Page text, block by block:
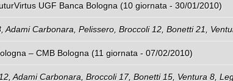
UGF Banca Bologna (10 giornata - 30/01/2010)
Adami Carbonara, Pelissero, Broccoli 12, Bonetti 21,
– CMB Bologna (11 giornata - 07/02/2010)
Adami Carbonara, Broccoli 17, Bonetti 15, Ventura 8,